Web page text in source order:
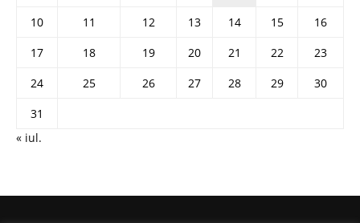
10
11 12 13 14 15
16
17
18 19 20 21 22
23
24
25 26 27 28 29
30
31
« iul.